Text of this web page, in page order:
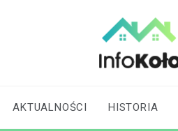
Koła | Koło
online
AKTUALNOŚCI HISTORIA